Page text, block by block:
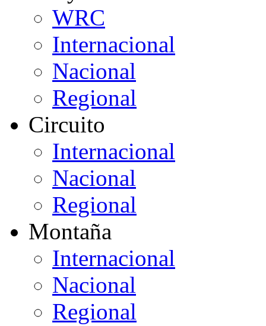
WRC
Internacional
Nacional
Regional
Circuito
Internacional
Nacional
Regional
Montaña
Internacional
Nacional
Regional